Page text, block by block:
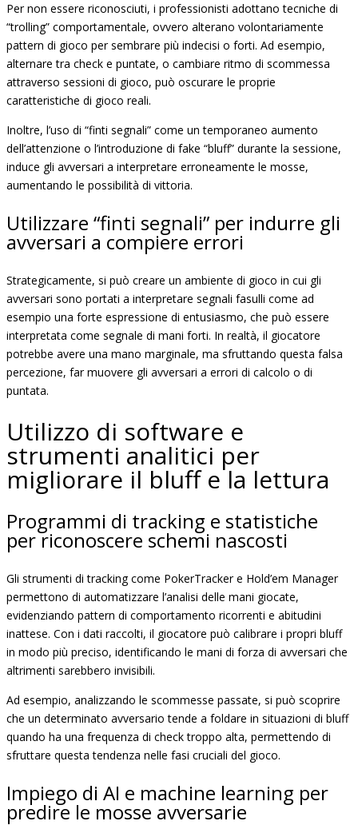
Per non essere riconosciuti, i professionisti adottano tecniche di
“trolling” comportamentale, ovvero alterano volontariamente
pattern di gioco per sembrare più indecisi o forti. Ad esempio,
alternare tra check e puntate, o cambiare ritmo di scommessa
attraverso sessioni di gioco, può oscurare le proprie
caratteristiche di gioco reali.
Inoltre, l’uso di “finti segnali” come un temporaneo aumento
dell’attenzione o l’introduzione di fake “bluff” durante la sessione,
induce gli avversari a interpretare erroneamente le mosse,
aumentando le possibilità di vittoria.
Utilizzare “finti segnali” per indurre gli
avversari a compiere errori
Strategicamente, si può creare un ambiente di gioco in cui gli
avversari sono portati a interpretare segnali fasulli come ad
esempio una forte espressione di entusiasmo, che può essere
interpretata come segnale di mani forti. In realtà, il giocatore
potrebbe avere una mano marginale, ma sfruttando questa falsa
percezione, far muovere gli avversari a errori di calcolo o di
puntata.
Utilizzo di software e
strumenti analitici per
migliorare il bluff e la lettura
Programmi di tracking e statistiche
per riconoscere schemi nascosti
Gli strumenti di tracking come PokerTracker e Hold’em Manager
permettono di automatizzare l’analisi delle mani giocate,
evidenziando pattern di comportamento ricorrenti e abitudini
inattese. Con i dati raccolti, il giocatore può calibrare i propri bluff
in modo più preciso, identificando le mani di forza di avversari che
altrimenti sarebbero invisibili.
Ad esempio, analizzando le scommesse passate, si può scoprire
che un determinato avversario tende a foldare in situazioni di bluff
quando ha una frequenza di check troppo alta, permettendo di
sfruttare questa tendenza nelle fasi cruciali del gioco.
Impiego di AI e machine learning per
predire le mosse avversarie